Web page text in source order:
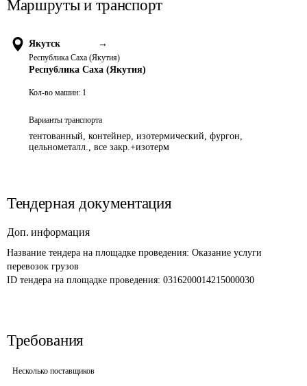
Маршруты и транспорт
Якутск →
Республика Саха (Якутия)
Республика Саха (Якутия)
Кол-во машин: 1
Варианты транспорта
тентованный, контейнер, изотермический, фургон,
цельнометалл., все закр.+изотерм
Тендерная документация
Доп. информация
Название тендера на площадке проведения: Оказание услуги
перевозок грузов
ID тендера на площадке проведения: 0316200014215000030
Требования
Несколько поставщиков